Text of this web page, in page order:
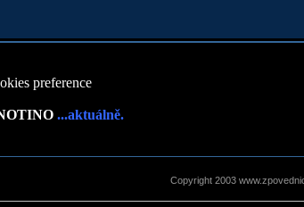
preference
...aktuálně.
Copyright 2003